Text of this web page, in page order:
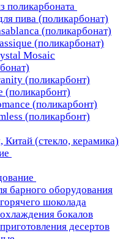
поликарбоната
пива (поликарбонат)
(поликарбонат)
(поликарбонат)
Mosaic
(поликарбонт)
(поликарбонт)
(поликарбонт)
(поликарбонт)
Китай (стекло, керамика)
барного оборудования
шоколада
бокалов
десертов